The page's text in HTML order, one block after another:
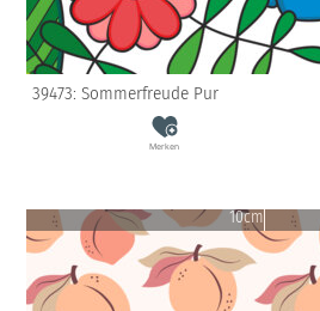
39473: Sommerfreude Pur
Merken
10cm